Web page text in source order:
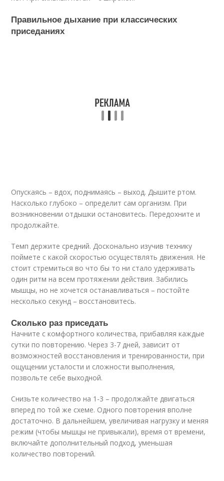
Правильное дыхание при классических
приседаниях
Опускаясь – вдох, поднимаясь – выход. Дышите ртом.
Насколько глубоко – определит сам организм. При
возникновении отдышки остановитесь. Передохните и
продолжайте.
Темп держите средний. Досконально изучив технику
поймете с какой скоростью осуществлять движения. Не
стоит стремиться во что бы то ни стало удерживать
один ритм на всем протяжении действия. Забились
мышцы, но не хочется останавливаться – постойте
несколько секунд – восстановитесь.
Сколько раз приседать
Начните с комфортного количества, прибавляя каждые
сутки по повторению. Через 3-7 дней, зависит от
возможностей восстановления и тренированности, при
ощущении усталости и сложности выполнения,
позвольте себе выходной.
Снизьте количество на 1-3 – продолжайте двигаться
вперед по той же схеме. Одного повторения вполне
достаточно. В дальнейшем, увеличивая нагрузку и меняя
режим (чтобы мышцы не привыкали), время от времени,
включайте дополнительный подход, уменьшая
количество повторений.